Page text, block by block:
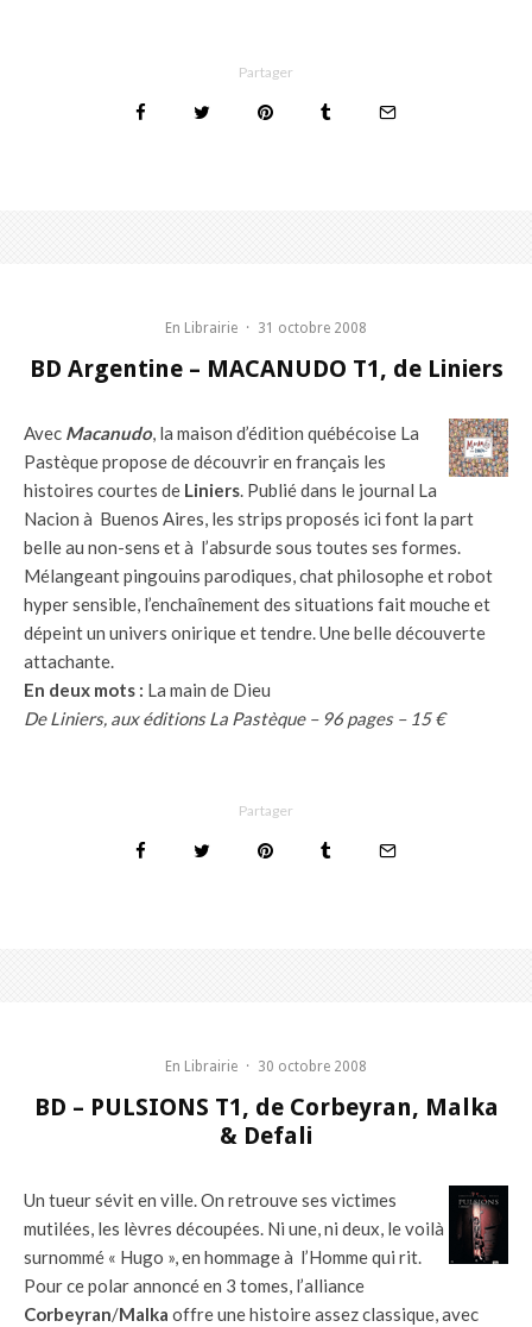
Partager
En Librairie · 31 octobre 2008
BD Argentine – MACANUDO T1, de Liniers
Avec Macanudo, la maison d’édition québécoise La
Pastèque propose de découvrir en français les
histoires courtes de Liniers. Publié dans le journal La
Nacion à Buenos Aires, les strips proposés ici font la part
belle au non-sens et à l’absurde sous toutes ses formes.
Mélangeant pingouins parodiques, chat philosophe et robot
hyper sensible, l’enchaînement des situations fait mouche et
dépeint un univers onirique et tendre. Une belle découverte
attachante.
En deux mots : La main de Dieu
De Liniers, aux éditions La Pastèque – 96 pages – 15 €
Partager
En Librairie · 30 octobre 2008
BD – PULSIONS T1, de Corbeyran, Malka
& Defali
Un tueur sévit en ville. On retrouve ses victimes
mutilées, les lèvres découpées. Ni une, ni deux, le voilà
surnommé « Hugo », en hommage à l’Homme qui rit.
Pour ce polar annoncé en 3 tomes, l’alliance
Corbeyran/Malka offre une histoire assez classique, avec